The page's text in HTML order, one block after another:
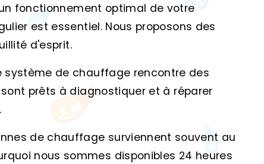
fonctionnement optimal de votre
est essentiel. Nous proposons des
d'esprit.
système de chauffage rencontre des
prêts à diagnostiquer et à réparer
de chauffage surviennent souvent au
nous sommes disponibles 24 heures